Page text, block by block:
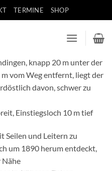
TERMINE SHOP
knapp 20 m unter der
vom Weg entfernt, liegt der
davon, schwer zu
Einstiegsloch 10 m tief
Seilen und Leitern zu
um 1890 herum entdeckt,
Nähe